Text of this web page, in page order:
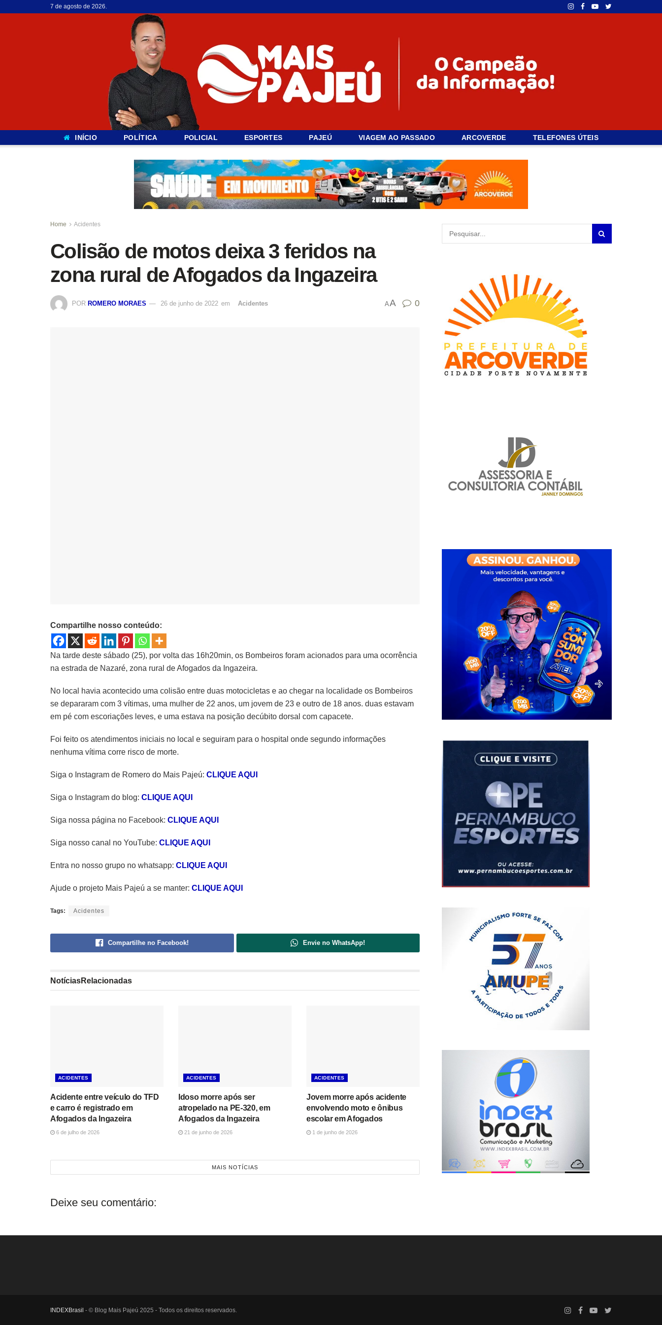
7 de agosto de 2026.
INÍCIO POLÍTICA POLICIAL ESPORTES PAJEÚ VIAGEM AO PASSADO ARCOVERDE TELEFONES ÚTEIS
Home Acidentes
Colisão de motos deixa 3 feridos na
zona rural de Afogados da Ingazeira
POR ROMERO MORAES 26 de junho de 2022 emﾠ Acidentes AA 0
Compartilhe nosso conteúdo:
Na tarde deste sábado (25), por volta das 16h20min, os Bombeiros foram acionados para uma ocorrência
na estrada de Nazaré, zona rural de Afogados da Ingazeira.
No local havia acontecido uma colisão entre duas motocicletas e ao chegar na localidade os Bombeiros
se depararam com 3 vítimas, uma mulher de 22 anos, um jovem de 23 e outro de 18 anos. duas estavam
em pé com escoriações leves, e uma estava na posição decúbito dorsal com capacete.
Foi feito os atendimentos iniciais no local e seguiram para o hospital onde segundo informações
nenhuma vítima corre risco de morte.
Siga o Instagram de Romero do Mais Pajeú: CLIQUE AQUI
Siga o Instagram do blog: CLIQUE AQUI
Siga nossa página no Facebook: CLIQUE AQUI
Siga nosso canal no YouTube: CLIQUE AQUI
Entra no nosso grupo no whatsapp: CLIQUE AQUI
Ajude o projeto Mais Pajeú a se manter: CLIQUE AQUI
Tags: Acidentes
Compartilhe no Facebook! Envie no WhatsApp!
NotíciasRelacionadas
ACIDENTES
Acidente entre veículo do TFD
e carro é registrado em
Afogados da Ingazeira
6 de julho de 2026
ACIDENTES
Idoso morre após ser
atropelado na PE-320, em
Afogados da Ingazeira
21 de junho de 2026
ACIDENTES
Jovem morre após acidente
envolvendo moto e ônibus
escolar em Afogados
1 de junho de 2026
MAIS NOTÍCIAS
Deixe seu comentário:
INDEXBrasil - © Blog Mais Pajeú 2025 - Todos os direitos reservados.